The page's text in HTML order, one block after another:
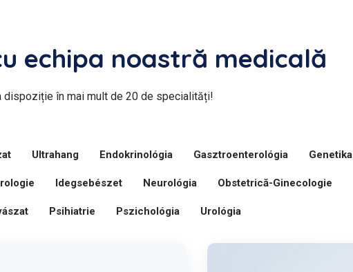
echipa noastră medicală
dispoziție în mai mult de 20 de specialități!
Ultrahang Endokrinológia Gasztroenterológia Genetika
Idegsebészet Neurológia Obstetrică-Ginecologie
Psihiatrie Pszichológia Urológia